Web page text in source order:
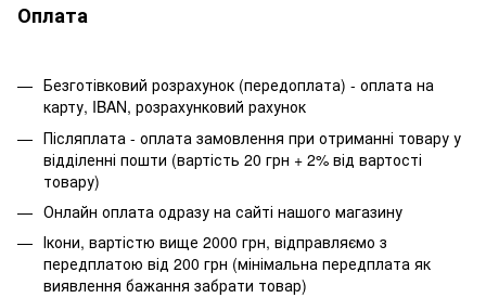
Оплата
Безготівковий розрахунок (передоплата) - оплата на
карту, IBAN, розрахунковий рахунок
Післяплата - оплата замовлення при отриманні товару у
відділенні пошти (вартість 20 грн + 2% від вартості
товару)
Онлайн оплата одразу на сайті нашого магазину
Ікони, вартістю вище 2000 грн, відправляємо з
передплатою від 200 грн (мінімальна передплата як
виявлення бажання забрати товар)